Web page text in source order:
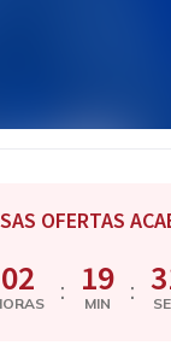
OFERTAS
02 : 19
MIN :